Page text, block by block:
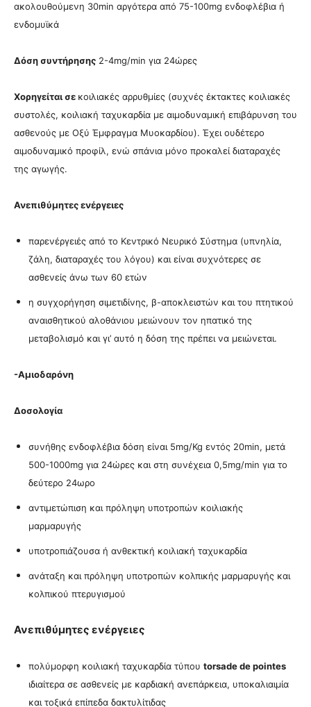
ακολουθούμενη 30min αργότερα από 75-100mg ενδοφλέβια ή
ενδομυϊκά
Δόση συντήρησης 2-4mg/min για 24ώρες
Χορηγείται σε κοιλιακές αρρυθμίες (συχνές έκτακτες κοιλιακές
συστολές, κοιλιακή ταχυκαρδία με αιμοδυναμική επιβάρυνση του
ασθενούς με Οξύ Έμφραγμα Μυοκαρδίου). Έχει ουδέτερο
αιμοδυναμικό προφίλ, ενώ σπάνια μόνο προκαλεί διαταραχές
της αγωγής.
Ανεπιθύμητες ενέργειες
παρενέργειές από το Κεντρικό Νευρικό Σύστημα (υπνηλία,
ζάλη, διαταραχές του λόγου) και είναι συχνότερες σε
ασθενείς άνω των 60 ετών
η συγχορήγηση σιμετιδίνης, β-αποκλειστών και του πτητικού
αναισθητικού αλοθάνιου μειώνουν τον ηπατικό της
μεταβολισμό και γι’ αυτό η δόση της πρέπει να μειώνεται.
-Αμιοδαρόνη
Δοσολογία
συνήθης ενδοφλέβια δόση είναι 5mg/Kg εντός 20min, μετά
500-1000mg για 24ώρες και στη συνέχεια 0,5mg/min για το
δεύτερο 24ωρο
αντιμετώπιση και πρόληψη υποτροπών κοιλιακής
μαρμαρυγής
υποτροπιάζουσα ή ανθεκτική κοιλιακή ταχυκαρδία
ανάταξη και πρόληψη υποτροπών κολπικής μαρμαρυγής και
κολπικού πτερυγισμού
Ανεπιθύμητες ενέργειες
πολύμορφη κοιλιακή ταχυκαρδία τύπου torsade de pointes
ιδιαίτερα σε ασθενείς με καρδιακή ανεπάρκεια, υποκαλιαιμία
και τοξικά επίπεδα δακτυλίτιδας